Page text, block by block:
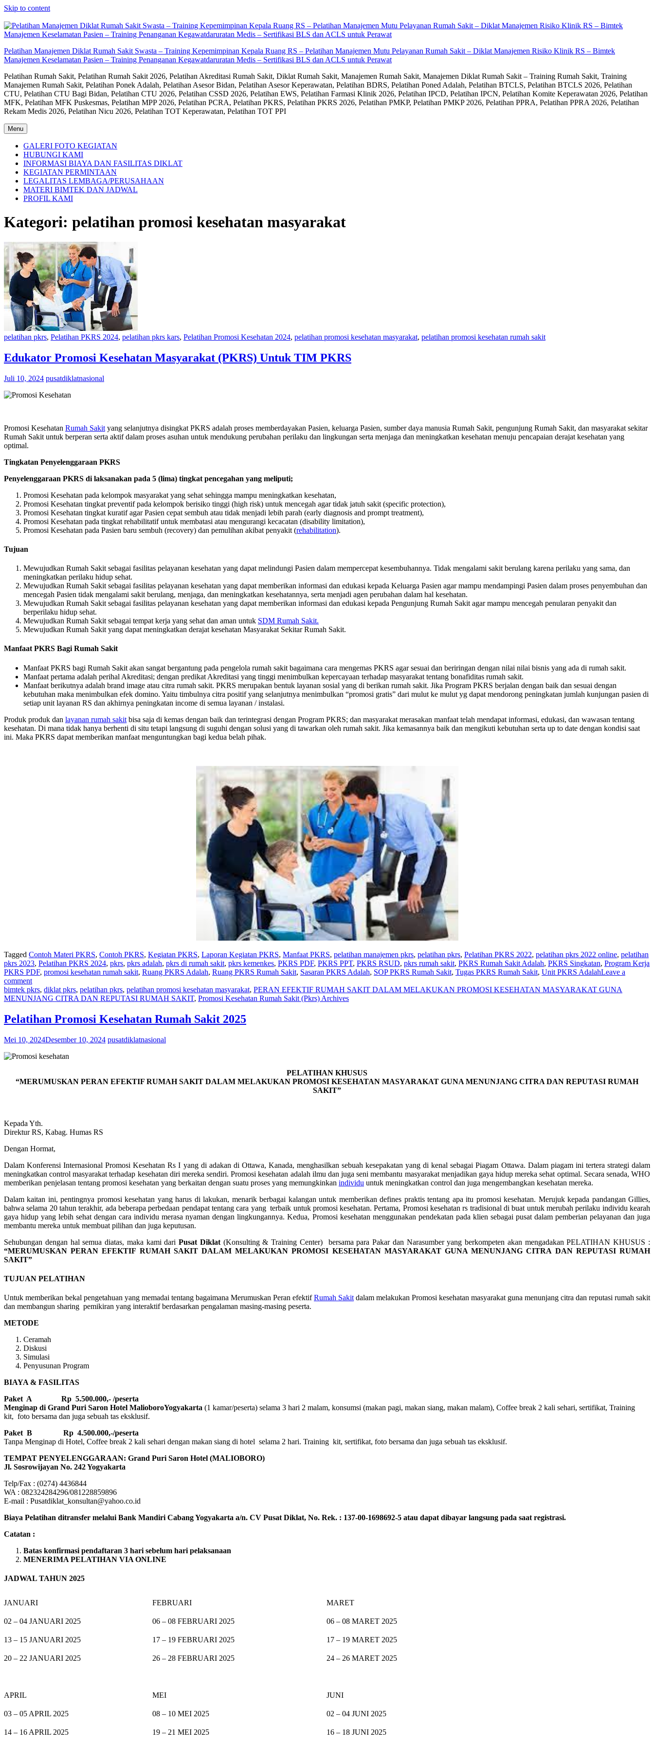
Skip to content
Pelatihan Manajemen Diklat Rumah Sakit Swasta – Training Kepemimpinan Kepala Ruang RS – Pelatihan Manajemen Mutu Pelayanan Rumah Sakit – Diklat Manajemen Risiko Klinik RS – Bimtek
Manajemen Keselamatan Pasien – Training Penanganan Kegawatdaruratan Medis – Sertifikasi BLS dan ACLS untuk Perawat
Pelatihan Rumah Sakit, Pelatihan Rumah Sakit 2026, Pelatihan Akreditasi Rumah Sakit, Diklat Rumah Sakit, Manajemen Rumah Sakit, Manajemen Diklat Rumah Sakit – Training Rumah Sakit, Training
Manajemen Rumah Sakit, Pelatihan Ponek Adalah, Pelatihan Asesor Bidan, Pelatihan Asesor Keperawatan, Pelatihan BDRS, Pelatihan Poned Adalah, Pelatihan BTCLS, Pelatihan BTCLS 2026, Pelatihan
CTU, Pelatihan CTU Bagi Bidan, Pelatihan CTU 2026, Pelatihan CSSD 2026, Pelatihan EWS, Pelatihan Farmasi Klinik 2026, Pelatihan IPCD, Pelatihan IPCN, Pelatihan Komite Keperawatan 2026, Pelatihan
MFK, Pelatihan MFK Puskesmas, Pelatihan MPP 2026, Pelatihan PCRA, Pelatihan PKRS, Pelatihan PKRS 2026, Pelatihan PMKP, Pelatihan PMKP 2026, Pelatihan PPRA, Pelatihan PPRA 2026, Pelatihan
Rekam Medis 2026, Pelatihan Nicu 2026, Pelatihan TOT Keperawatan, Pelatihan TOT PPI
Menu
GALERI FOTO KEGIATAN
HUBUNGI KAMI
INFORMASI BIAYA DAN FASILITAS DIKLAT
KEGIATAN PERMINTAAN
LEGALITAS LEMBAGA/PERUSAHAAN
MATERI BIMTEK DAN JADWAL
PROFIL KAMI
Kategori: pelatihan promosi kesehatan masyarakat
pelatihan pkrs, Pelatihan PKRS 2024, pelatihan pkrs kars, Pelatihan Promosi Kesehatan 2024, pelatihan promosi kesehatan masyarakat, pelatihan promosi kesehatan rumah sakit
Edukator Promosi Kesehatan Masyarakat (PKRS) Untuk TIM PKRS
Juli 10, 2024 pusatdiklatnasional
Promosi Kesehatan Rumah Sakit yang selanjutnya disingkat PKRS adalah proses memberdayakan Pasien, keluarga Pasien, sumber daya manusia Rumah Sakit, pengunjung Rumah Sakit, dan masyarakat sekitar
Rumah Sakit untuk berperan serta aktif dalam proses asuhan untuk mendukung perubahan perilaku dan lingkungan serta menjaga dan meningkatkan kesehatan menuju pencapaian derajat kesehatan yang
optimal.
Tingkatan Penyelenggaraan PKRS
Penyelenggaraan PKRS di laksanakan pada 5 (lima) tingkat pencegahan yang meliputi;
Promosi Kesehatan pada kelompok masyarakat yang sehat sehingga mampu meningkatkan kesehatan,
Promosi Kesehatan tingkat preventif pada kelompok berisiko tinggi (high risk) untuk mencegah agar tidak jatuh sakit (specific protection),
Promosi Kesehatan tingkat kuratif agar Pasien cepat sembuh atau tidak menjadi lebih parah (early diagnosis and prompt treatment),
Promosi Kesehatan pada tingkat rehabilitatif untuk membatasi atau mengurangi kecacatan (disability limitation),
Promosi Kesehatan pada Pasien baru sembuh (recovery) dan pemulihan akibat penyakit (rehabilitation).
Tujuan
Mewujudkan Rumah Sakit sebagai fasilitas pelayanan kesehatan yang dapat melindungi Pasien dalam mempercepat kesembuhannya. Tidak mengalami sakit berulang karena perilaku yang sama, dan
meningkatkan perilaku hidup sehat.
Mewujudkan Rumah Sakit sebagai fasilitas pelayanan kesehatan yang dapat memberikan informasi dan edukasi kepada Keluarga Pasien agar mampu mendampingi Pasien dalam proses penyembuhan dan
mencegah Pasien tidak mengalami sakit berulang, menjaga, dan meningkatkan kesehatannya, serta menjadi agen perubahan dalam hal kesehatan.
Mewujudkan Rumah Sakit sebagai fasilitas pelayanan kesehatan yang dapat memberikan informasi dan edukasi kepada Pengunjung Rumah Sakit agar mampu mencegah penularan penyakit dan
berperilaku hidup sehat.
Mewujudkan Rumah Sakit sebagai tempat kerja yang sehat dan aman untuk SDM Rumah Sakit.
Mewujudkan Rumah Sakit yang dapat meningkatkan derajat kesehatan Masyarakat Sekitar Rumah Sakit.
Manfaat PKRS Bagi Rumah Sakit
Manfaat PKRS bagi Rumah Sakit akan sangat bergantung pada pengelola rumah sakit bagaimana cara mengemas PKRS agar sesuai dan beriringan dengan nilai nilai bisnis yang ada di rumah sakit.
Manfaat pertama adalah perihal Akreditasi; dengan predikat Akreditasi yang tinggi menimbulkan kepercayaan terhadap masyarakat tentang bonafiditas rumah sakit.
Manfaat berikutnya adalah brand image atau citra rumah sakit. PKRS merupakan bentuk layanan sosial yang di berikan rumah sakit. Jika Program PKRS berjalan dengan baik dan sesuai dengan
kebutuhan maka menimbulkan efek domino. Yaitu timbulnya citra positif yang selanjutnya menimbulkan “promosi gratis” dari mulut ke mulut yg dapat mendorong peningkatan jumlah kunjungan pasien di
setiap unit layanan RS dan akhirnya peningkatan income di semua layanan / instalasi.
Produk produk dan layanan rumah sakit bisa saja di kemas dengan baik dan terintegrasi dengan Program PKRS; dan masyarakat merasakan manfaat telah mendapat informasi, edukasi, dan wawasan tentang
kesehatan. Di mana tidak hanya berhenti di situ tetapi langsung di suguhi dengan solusi yang di tawarkan oleh rumah sakit. Jika kemasannya baik dan mengikuti kebutuhan serta up to date dengan kondisi saat
ini. Maka PKRS dapat memberikan manfaat menguntungkan bagi kedua belah pihak.
Tagged Contoh Materi PKRS, Contoh PKRS, Kegiatan PKRS, Laporan Kegiatan PKRS, Manfaat PKRS, pelatihan manajemen pkrs, pelatihan pkrs, Pelatihan PKRS 2022, pelatihan pkrs 2022 online, pelatihan
pkrs 2023, Pelatihan PKRS 2024, pkrs, pkrs adalah, pkrs di rumah sakit, pkrs kemenkes, PKRS PDF, PKRS PPT, PKRS RSUD, pkrs rumah sakit, PKRS Rumah Sakit Adalah, PKRS Singkatan, Program Kerja
PKRS PDF, promosi kesehatan rumah sakit, Ruang PKRS Adalah, Ruang PKRS Rumah Sakit, Sasaran PKRS Adalah, SOP PKRS Rumah Sakit, Tugas PKRS Rumah Sakit, Unit PKRS AdalahLeave a
comment
bimtek pkrs, diklat pkrs, pelatihan pkrs, pelatihan promosi kesehatan masyarakat, PERAN EFEKTIF RUMAH SAKIT DALAM MELAKUKAN PROMOSI KESEHATAN MASYARAKAT GUNA
MENUNJANG CITRA DAN REPUTASI RUMAH SAKIT, Promosi Kesehatan Rumah Sakit (Pkrs) Archives
Pelatihan Promosi Kesehatan Rumah Sakit 2025
Mei 10, 2024Desember 10, 2024 pusatdiklatnasional
PELATIHAN KHUSUS
“MERUMUSKAN PERAN EFEKTIF RUMAH SAKIT DALAM MELAKUKAN PROMOSI KESEHATAN MASYARAKAT GUNA MENUNJANG CITRA DAN REPUTASI RUMAH
SAKIT”
Kepada Yth.
Direktur RS, Kabag. Humas RS
Dengan Hormat,
Dalam Konferensi Internasional Promosi Kesehatan Rs I yang di adakan di Ottawa, Kanada, menghasilkan sebuah kesepakatan yang di kenal sebagai Piagam Ottawa. Dalam piagam ini tertera strategi dalam
meningkatkan control masyarakat terhadap kesehatan diri mereka sendiri. Promosi kesehatan adalah ilmu dan juga seni membantu masyarakat menjadikan gaya hidup mereka sehat optimal. Secara senada, WHO
memberikan penjelasan tentang promosi kesehatan yang berkaitan dengan suatu proses yang memungkinkan individu untuk meningkatkan control dan juga mengembangkan kesehatan mereka.
Dalam kaitan ini, pentingnya promosi kesehatan yang harus di lakukan, menarik berbagai kalangan untuk memberikan defines praktis tentang apa itu promosi kesehatan. Merujuk kepada pandangan Gillies,
bahwa selama 20 tahun terakhir, ada beberapa perbedaan pendapat tentang cara yang terbaik untuk promosi kesehatan. Pertama, Promosi kesehatan rs tradisional di buat untuk merubah perilaku individu kearah
gaya hidup yang lebih sehat dengan cara individu merasa nyaman dengan lingkungannya. Kedua, Promosi kesehatan menggunakan pendekatan pada klien sebagai pusat dalam pemberian pelayanan dan juga
membantu mereka untuk membuat pilihan dan juga keputusan.
Sehubungan dengan hal semua diatas, maka kami dariPusat Diklat (Konsulting & Training Center) bersama para Pakar dan Narasumber yang berkompeten akan mengadakan PELATIHAN KHUSUS :
“MERUMUSKAN PERAN EFEKTIF RUMAH SAKIT DALAM MELAKUKAN PROMOSI KESEHATAN MASYARAKAT GUNA MENUNJANG CITRA DAN REPUTASI RUMAH
SAKIT”
TUJUAN PELATIHAN
Untuk memberikan bekal pengetahuan yang memadai tentang bagaimana Merumuskan Peran efektifRumah Sakit dalam melakukan Promosi kesehatan masyarakat guna menunjang citra dan reputasi rumah sakit
dan membangun sharing pemikiran yang interaktif berdasarkan pengalaman masing-masing peserta.
METODE
Ceramah
Diskusi
Simulasi
Penyusunan Program
BIAYA & FASILITAS
Paket A Rp 5.500.000,- /peserta
Menginap di Grand Puri Saron Hotel MalioboroYogyakarta (1 kamar/peserta) selama 3 hari 2 malam, konsumsi (makan pagi, makan siang, makan malam), Coffee break 2 kali sehari, sertifikat, Training
kit, foto bersama dan juga sebuah tas eksklusif.
Paket B
Rp 4.500.000,-/peserta
Tanpa Menginap di Hotel, Coffee break 2 kali sehari dengan makan siang di hotel selama 2 hari. Training kit, sertifikat, foto bersama dan juga sebuah tas eksklusif.
TEMPAT PENYELENGGARAAN: Grand Puri Saron Hotel (MALIOBORO)
Jl. Sosrowijayan No. 242 Yogyakarta
Telp/Fax : (0274) 4436844
WA : 082324284296/081228859896
E-mail : Pusatdiklat_konsultan@yahoo.co.id
Biaya Pelatihan ditransfer melalui Bank Mandiri Cabang Yogyakarta a/n. CV Pusat Diklat, No. Rek. : 137-00-1698692-5 atau dapat dibayar langsung pada saat registrasi.
Catatan :
Batas konfirmasi pendaftaran 3 hari sebelum hari pelaksanaan
MENERIMA PELATIHAN VIA ONLINE
JADWAL TAHUN 2025
JANUARI FEBRUARI MARET
02 – 04 JANUARI 2025 06 – 08 FEBRUARI 2025 06 – 08 MARET 2025
13 – 15 JANUARI 2025 17 – 19 FEBRUARI 2025 17 – 19 MARET 2025
20 – 22 JANUARI 2025 26 – 28 FEBRUARI 2025 24 – 26 MARET 2025
APRIL MEI JUNI
03 – 05 APRIL 2025 08 – 10 MEI 2025 02 – 04 JUNI 2025
14 – 16 APRIL 2025 19 – 21 MEI 2025 16 – 18 JUNI 2025